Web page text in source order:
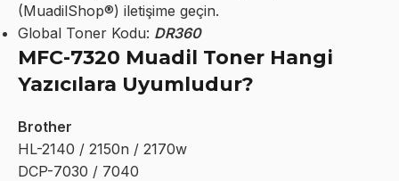
(MuadilShop®) iletişime geçin.
Global Toner Kodu: DR360
MFC-7320 Muadil Toner Hangi
Yazıcılara Uyumludur?
Brother
HL-2140 / 2150n / 2170w
DCP-7030 / 7040